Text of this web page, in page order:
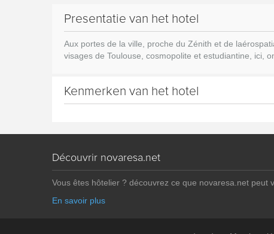
Presentatie van het hotel
Aux portes de la ville, proche du Zénith et de
visages de Toulouse, cosmopolite et estudiantine, ici,
Kenmerken van het hotel
Découvrir novaresa.net
Vous êtes hôtelier ? découvrez ce que novaresa.net peut
En savoir plus